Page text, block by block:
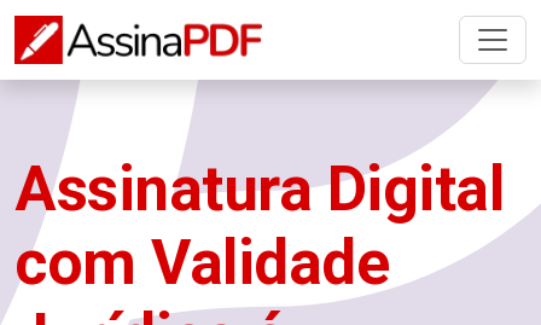
Assinatura Digital
com Validade